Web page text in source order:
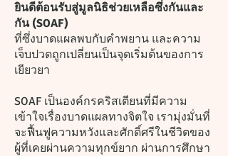
ยินดีต้อนรับสู่มูลนิธิช่วยเหลือซึ่งกันและ
กัน (SOAF)
ที่ซึ่งบาดแผลพบกับคำพยาน และความ
เจ็บปวดถูกเปลี่ยนเป็นจุดเริ่มต้นของการ
เยียวยา
SOAF เป็นองค์กรคริสเตียนที่มีความ
เข้าใจเรื่องบาดแผลทางจิตใจ เรามุ่งมั่นที่
จะฟื้นฟูความหวังและศักดิ์ศรีในชีวิตของ
ผู้ที่เคยผ่านความทุกข์ยาก ผ่านการศึกษา